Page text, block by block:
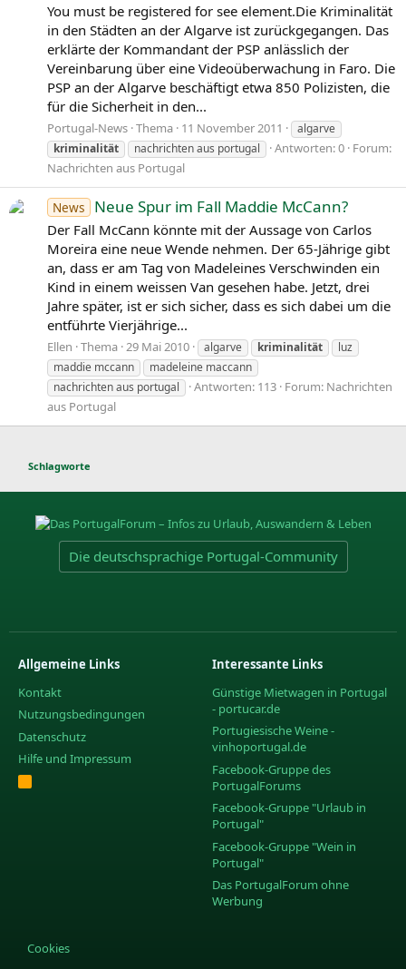
You must be registered for see element.Die Kriminalität
in den Städten an der Algarve ist zurückgegangen. Das
erklärte der Kommandant der PSP anlässlich der
Vereinbarung über eine Videoüberwachung in Faro. Die
PSP an der Algarve beschäftigt etwa 850 Polizisten, die
für die Sicherheit in den...
Portugal-News Thema 11 November 2011
algarve
kriminalität
nachrichten aus portugal Antworten: 0 Forum:
Nachrichten aus Portugal
News Neue Spur im Fall Maddie McCann?
Der Fall McCann könnte mit der Aussage von Carlos
Moreira eine neue Wende nehmen. Der 65-Jährige gibt
an, dass er am Tag von Madeleines Verschwinden ein
Kind in einem weissen Van gesehen habe. Jetzt, drei
Jahre später, ist er sich sicher, dass es sich dabei um die
entführte Vierjährige...
Ellen Thema 29 Mai 2010 algarve kriminalität
luz
maddie mccann
madeleine maccann
nachrichten aus portugal
Antworten: 113 Forum: Nachrichten
aus Portugal
Schlagworte
Die deutschsprachige Portugal-Community
Allgemeine Links
Kontakt
Nutzungsbedingungen
Datenschutz
Hilfe und Impressum
R
S
Interessante Links
Günstige Mietwagen in Portugal
- portucar.de
Portugiesische Weine -
vinhoportugal.de
Facebook-Gruppe des
PortugalForums
Facebook-Gruppe "Urlaub in
Portugal"
Facebook-Gruppe "Wein in
Portugal"
Das PortugalForum ohne
Werbung
Cookies